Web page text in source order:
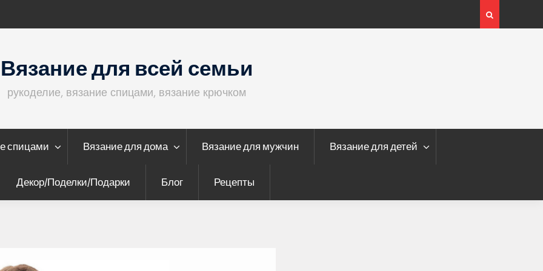
Вязание для всей семьи
рукоделие, вязание спицами, вязание крючком
спицами Вязание для дома Вязание для мужчин Вязание для детей
Декор/Поделки/Подарки Блог Рецепты